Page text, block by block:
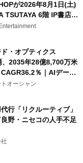
が2026年8月1日(土)
TSUTAYA 6階 IP書店で
・オプティクス
、2035年28億8,700万米
CAGR36.2％｜AIデータ
光通信需要が成長を加
オーシャン
行「リクルーティブ」
野・ニセコの人手不足